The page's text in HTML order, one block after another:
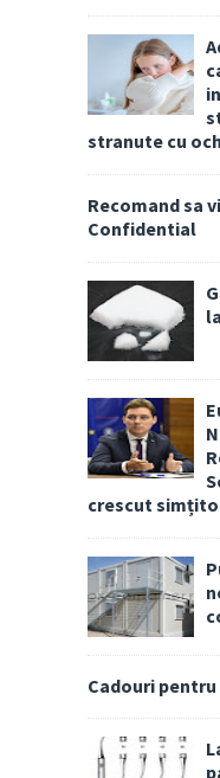
stranute cu
Recomand sa
Confidential
crescut
Cadouri